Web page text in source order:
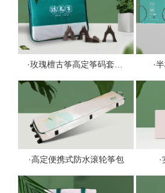
·
·高定便携式防水滚轮筝包